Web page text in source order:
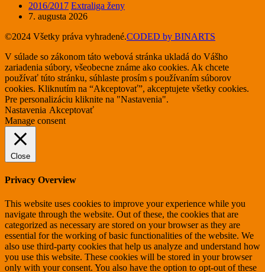
2016/2017 Extraliga ženy
7. augusta 2026
©2024 Všetky práva vyhradené.CODED by BINARTS
V súlade so zákonom táto webová stránka ukladá do Vášho
zariadenia súbory, všeobecne známe ako cookies. Ak chcete
používať túto stránku, súhlaste prosím s používaním súborov
cookies. Kliknutím na “Akceptovať”, akceptujete všetky cookies.
Pre personalizáciu kliknite na "Nastavenia".
Nastavenia Akceptovať
Manage consent
Close
Privacy Overview
This website uses cookies to improve your experience while you
navigate through the website. Out of these, the cookies that are
categorized as necessary are stored on your browser as they are
essential for the working of basic functionalities of the website. We
also use third-party cookies that help us analyze and understand how
you use this website. These cookies will be stored in your browser
only with your consent. You also have the option to opt-out of these